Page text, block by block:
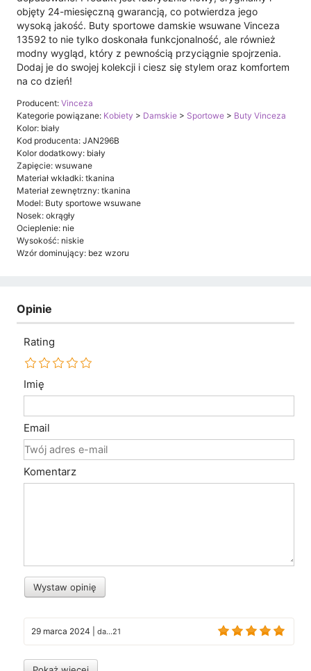
objęty 24-miesięczną gwarancją, co potwierdza jego
wysoką jakość. Buty sportowe damskie wsuwane Vinceza
13592 to nie tylko doskonała funkcjonalność, ale również
modny wygląd, który z pewnością przyciągnie spojrzenia.
Dodaj je do swojej kolekcji i ciesz się stylem oraz komfortem
na co dzień!
Producent: Vinceza
Kategorie powiązane: Kobiety > Damskie > Sportowe > Buty Vinceza
Kolor: biały
Kod producenta: JAN296B
Kolor dodatkowy: biały
Zapięcie: wsuwane
Materiał wkładki: tkanina
Materiał zewnętrzny: tkanina
Model: Buty sportowe wsuwane
Nosek: okrągły
Ocieplenie: nie
Wysokość: niskie
Wzór dominujący: bez wzoru
Opinie
Rating
Imię
Email
Komentarz
Wystaw opinię
29 marca 2024 da...21